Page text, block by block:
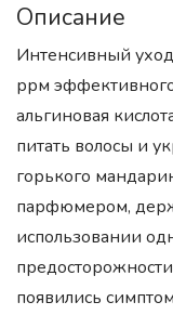
Описание
Интенсивный
ррм
альгиновая
питать волосы и
горького
парфюмером,
использовании
появились